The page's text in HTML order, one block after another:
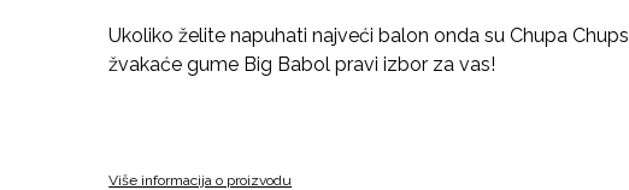
Ukoliko želite napuhati najveći balon onda su Chupa Chups
žvakaće gume Big Babol pravi izbor za vas!
Više informacija o proizvodu